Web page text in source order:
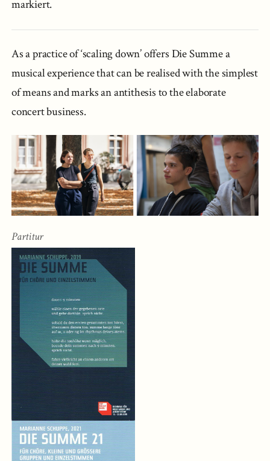
markiert.
As a practice of ‘scaling down’ offers Die Summe a
musical experience that can be realised with the simplest
of means and marks an antithesis to the elaborate
concert business.
Partitur